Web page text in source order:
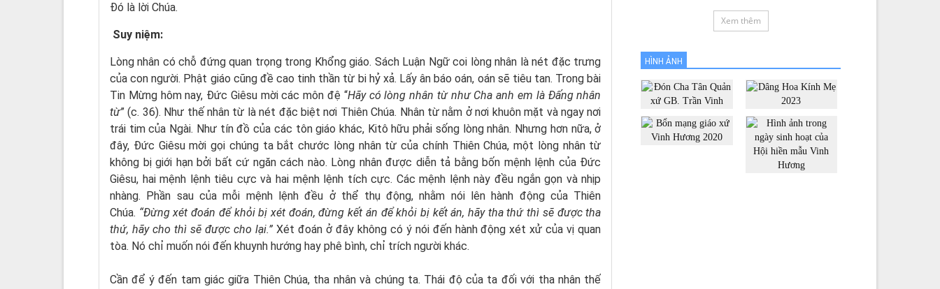
Ðó là lời Chúa.
Suy niệm:
Lòng nhân có chỗ đứng quan trọng trong Khổng giáo. Sách Luận Ngữ coi lòng nhân là nét đặc trưng
của con người. Phật giáo cũng đề cao tinh thần từ bi hỷ xả. Lấy ân báo oán, oán sẽ tiêu tan. Trong bài
Tin Mừng hôm nay, Đức Giêsu mời các môn đệ “Hãy có lòng nhân từ như Cha anh em là Đấng nhân
từ” (c. 36). Như thế nhân từ là nét đặc biệt nơi Thiên Chúa. Nhân từ nằm ở nơi khuôn mặt và ngay nơi
trái tim của Ngài. Như tín đồ của các tôn giáo khác, Kitô hữu phải sống lòng nhân. Nhưng hơn nữa, ở
đây, Đức Giêsu mời gọi chúng ta bắt chước lòng nhân từ của chính Thiên Chúa, một lòng nhân từ
không bị giới hạn bởi bất cứ ngăn cách nào. Lòng nhân được diễn tả bằng bốn mệnh lệnh của Đức
Giêsu, hai mệnh lệnh tiêu cực và hai mệnh lệnh tích cực. Các mệnh lệnh này đều ngắn gọn và nhịp
nhàng. Phần sau của mỗi mệnh lệnh đều ở thể thụ động, nhằm nói lên hành động của Thiên
Chúa. “Đừng xét đoán để khỏi bị xét đoán, đừng kết án để khỏi bị kết án, hãy tha thứ thì sẽ được tha
thứ, hãy cho thì sẽ được cho lại.” Xét đoán ở đây không có ý nói đến hành động xét xử của vị quan
tòa. Nó chỉ muốn nói đến khuynh hướng hay phê bình, chỉ trích người khác.
Cần để ý đến tam giác giữa Thiên Chúa, tha nhân và chúng ta. Thái độ của ta đối với tha nhân thế
Xem thêm
HÌNH ẢNH